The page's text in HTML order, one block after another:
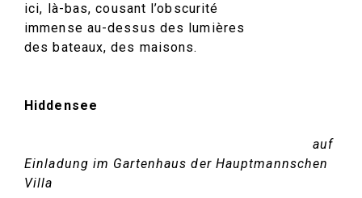
ici, là-bas, cousant l’obscurité
immense au-dessus des lumières
des bateaux, des maisons.
Hiddensee
auf
Einladung im Gartenhaus der Hauptmannschen
Villa